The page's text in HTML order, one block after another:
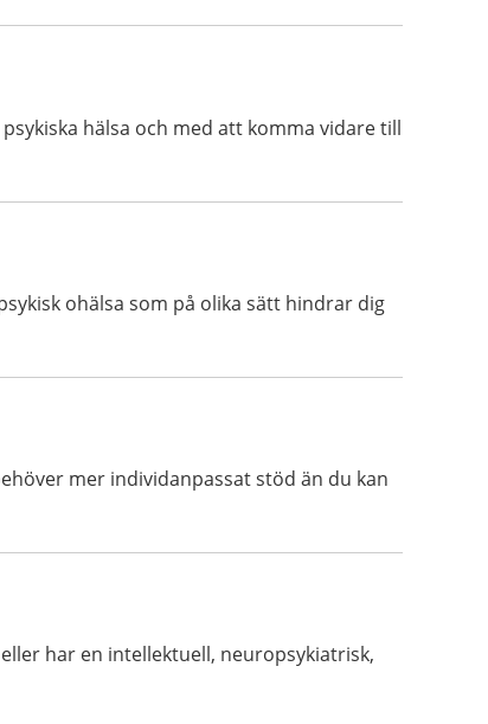
hälsa och med att komma vidare till
ohälsa som på olika sätt hindrar dig
mer individanpassat stöd än du kan
har en intellektuell, neuropsykiatrisk,